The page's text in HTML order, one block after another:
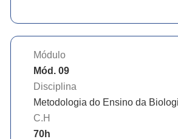
Módulo
Mód. 09
Disciplina
Metodologia do Ensino da
C.H
70h